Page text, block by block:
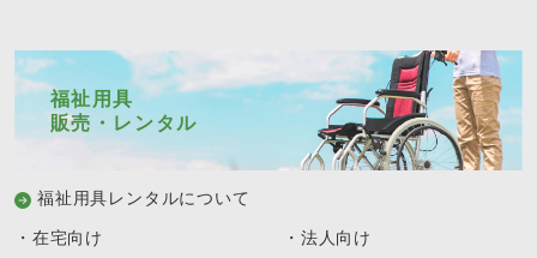
福祉用具
販売・レンタル
福祉用具レンタルについて
・在宅向け
・法人向け